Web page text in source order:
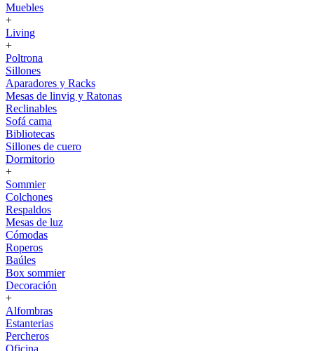
Muebles
+
Living
+
Poltrona
Sillones
Aparadores y Racks
Mesas de linvig y Ratonas
Reclinables
Sofá cama
Bibliotecas
Sillones de cuero
Dormitorio
+
Sommier
Colchones
Respaldos
Mesas de luz
Cómodas
Roperos
Baúles
Box sommier
Decoración
+
Alfombras
Estanterias
Percheros
Oficina